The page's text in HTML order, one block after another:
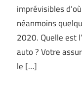
imprévisibles
néanmoins
2020. Quelle est
auto ? Votre
le […]